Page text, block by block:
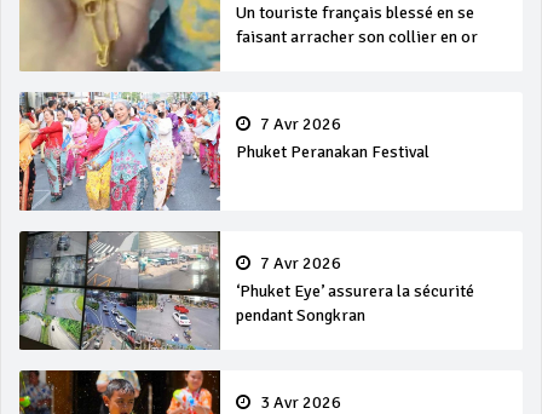
Un touriste français blessé en se
faisant arracher son collier en or
7 Avr 2026
Phuket Peranakan Festival
7 Avr 2026
‘Phuket Eye’ assurera la sécurité
pendant Songkran
3 Avr 2026